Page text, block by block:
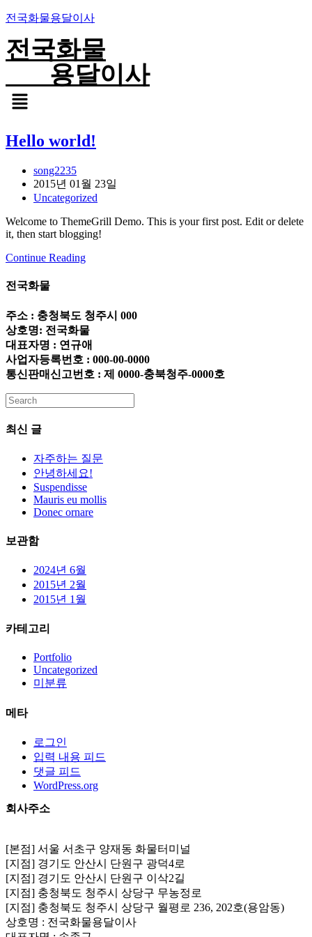
Skip
content
전국화물용달이사
전국화물
용달이사
Menu
Hello world!
Post
author:
song2235
Post
published:
2015년 01월 23일
Post
Uncategorized
Welcome to ThemeGrill Demo. This is your first post. Edit or delete
it, then start blogging!
Continue ReadingHello
전국화물
주소 : 충청북도 청주시 000
상호명: 전국화물
대표자명 : 연규애
사업자등록번호 : 000-00-0000
통신판매신고번호 : 제 0000-충북청주-0000호
최신 글
자주하는 질문
안녕하세요!
Suspendisse
Mauris eu mollis
Donec ornare
보관함
2024년 6월
2015년 2월
2015년 1월
카테고리
Portfolio
Uncategorized
미분류
메타
로그인
입력 내용 피드
댓글 피드
WordPress.org
회사주소
[본점] 서울 서초구 양재동 화물터미널
[지점] 경기도 안산시 단원구 광덕4로
[지점] 경기도 안산시 단원구 이삭2길
[지점] 충청북도 청주시 상당구 무농정로
[지점] 충청북도 청주시 상당구 월평로 236, 202호(용암동)
상호명 : 전국화물용달이사